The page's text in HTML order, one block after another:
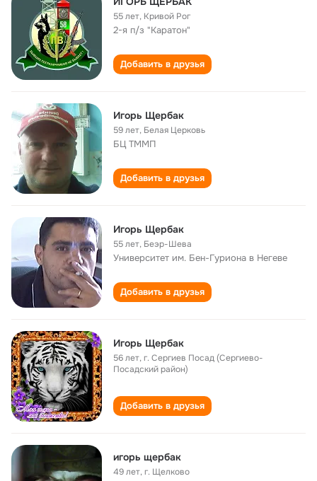
55 лет, Кривой Рог
2-я п/з "Каратон"
Добавить в друзья
Игорь Щербак
59 лет, Белая Церковь
БЦ ТММП
Добавить в друзья
Игорь Щербак
55 лет, Беэр-Шева
Университет им. Бен-Гуриона в Негеве
Добавить в друзья
Игорь Щербак
56 лет,г. Сергиев Посад (Сергиево-
Посадский район)
Добавить в друзья
игорь щербак
49 лет,г. Щелково